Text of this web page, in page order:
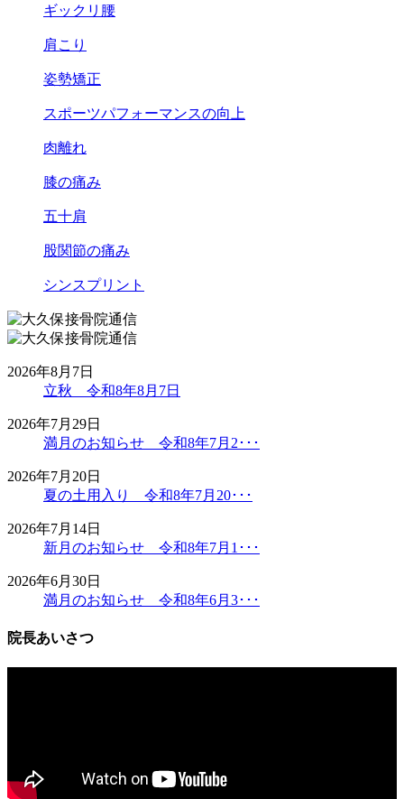
ギックリ腰
肩こり
姿勢矯正
スポーツパフォーマンスの向上
肉離れ
膝の痛み
五十肩
股関節の痛み
シンスプリント
2026年8月7日
立秋 令和8年8月7日
2026年7月29日
満月のお知らせ 令和8年7月2･･･
2026年7月20日
夏の土用入り 令和8年7月20･･･
2026年7月14日
新月のお知らせ 令和8年7月1･･･
2026年6月30日
満月のお知らせ 令和8年6月3･･･
院長あいさつ